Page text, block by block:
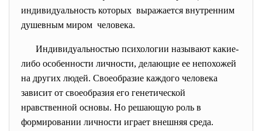
индивидуальность которых выражается внутренним
душевным миром человека.
Индивидуальностью психологии называют какие-
либо особенности личности, делающие ее непохожей
на других людей. Своеобразие каждого человека
зависит от своеобразия его генетической
нравственной основы. Но решающую роль в
формировании личности играет внешняя среда.